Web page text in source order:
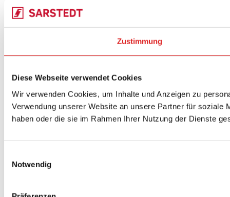
Zustimmung
Diese Webseite verwendet Cookies
Wir verwenden Cookies, um Inhalte und Anzeigen zu
Verwendung unserer Website an unsere Partner für soziale
haben oder die sie im Rahmen Ihrer Nutzung der Dienste
Notwendig